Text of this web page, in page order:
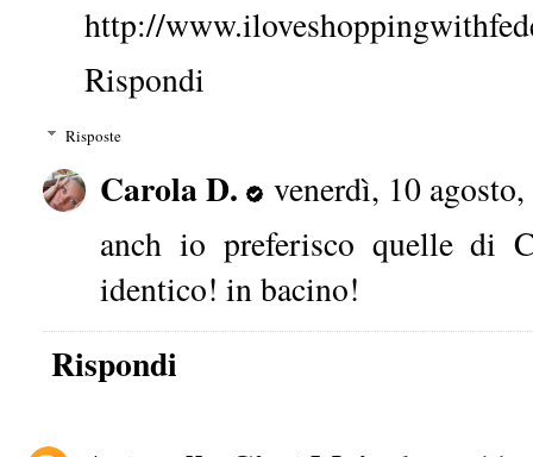
http://
Rispondi
Risposte
Carola D.
venerdì, 10
anch io preferisco quelle di
identico! in bacino!
Rispondi